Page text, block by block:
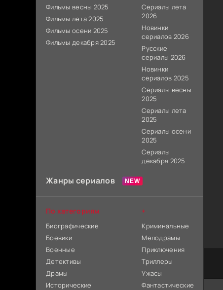
Фильмы весны 2025
Фильмы лета 2025
Фильмы осени 2025
Фильмы декабря 2025
Сериалы лета
2026
Новинки
сериалов 2026
Русские
сериалы 2026
Новинки
сериалов 2025
Сериалы весны
2025
Сериалы лета
2025
Сериалы осени
2025
Сериалы
декабря 2025
Жанры сериалов
По категориям
Биографические
Боевики
Военные
Детективы
Драмы
Исторические
+
Криминальные
Мелодрамы
Приключения
Триллеры
Ужасы
Фантастические